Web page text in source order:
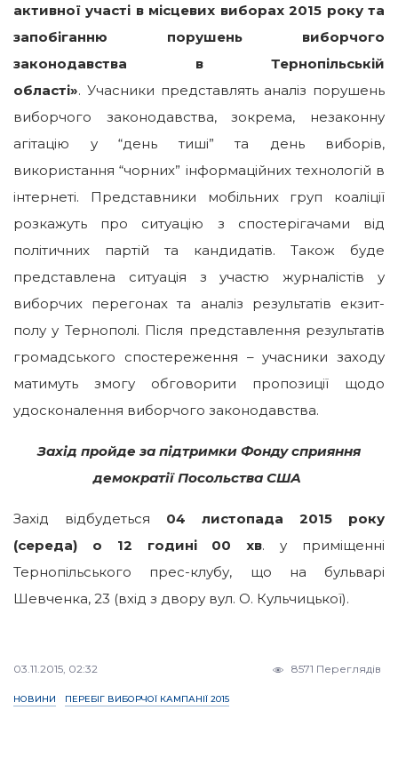
активної участі в місцевих виборах 2015 року та
запобіганню порушень виборчого
законодавства в Тернопільській
області». Учасники представлять аналіз порушень
виборчого законодавства, зокрема, незаконну
агітацію у “день тиші” та день виборів,
використання “чорних” інформаційних технологій в
інтернеті. Представники мобільних груп коаліції
розкажуть про ситуацію з спостерігачами від
політичних партій та кандидатів. Також буде
представлена ситуація з участю журналістів у
виборчих перегонах та аналіз результатів екзит-
полу у Тернополі. Після представлення результатів
громадського спостереження – учасники заходу
матимуть змогу обговорити пропозиції щодо
удосконалення виборчого законодавства.
Захід пройде за підтримки Фонду сприяння
демократії Посольства США
Захід відбудеться 04 листопада 2015 року
(середа) о 12 годині 00 хв. у приміщенні
Тернопільського прес-клубу, що на бульварі
Шевченка, 23 (вхід з двору вул. О. Кульчицької).
03.11.2015, 02:32 8571 Переглядів
НОВИНИ ПЕРЕБІГ ВИБОРЧОЇ КАМПАНІЇ 2015